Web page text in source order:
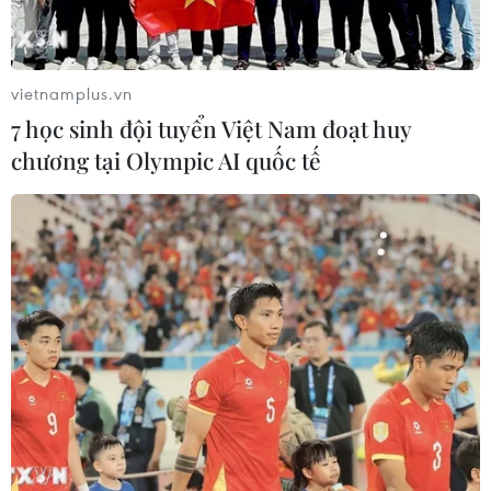
Nguyễn Hoàng Đức và
Huỳnh Như giành Quả bóng Vàng Việt
Nam 2021
17/02/2022 00:29
Tiền vệ Nguyễn Hoàng Đức cùng tiền đạo Huỳnh Như
đã giành Quả bóng Vàng Nam, Quả bóng Vàng Nữ
Việt Nam năm 2021; Hồ Văn Ý giành Quả bóng Vàng
Futsal.
vietnamplus.vn
7 học sinh đội tuyển Việt Nam đoạt huy
chương tại Olympic AI quốc tế